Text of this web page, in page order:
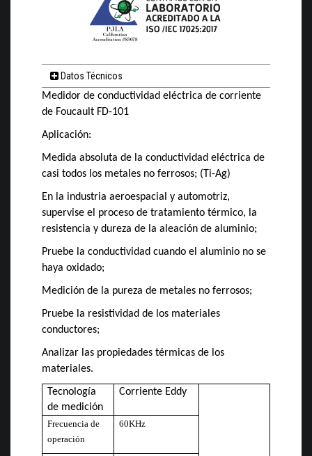
Datos Técnicos
Medidor de conductividad eléctrica de corriente
de Foucault FD-101
Aplicación:
Medida absoluta de la conductividad eléctrica de
casi todos los metales no ferrosos; (Ti-Ag)
En la industria aeroespacial y automotriz,
supervise el proceso de tratamiento térmico, la
resistencia y dureza de la aleación de aluminio;
Pruebe la conductividad cuando el aluminio no se
haya oxidado;
Medición de la pureza de metales no ferrosos;
Pruebe la resistividad de los materiales
conductores;
Analizar las propiedades térmicas de los
materiales.
Tecnología
de medición
Corriente Eddy
Frecuencia de
operación
60KHz